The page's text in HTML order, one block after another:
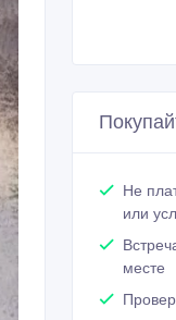
Не
или
месте